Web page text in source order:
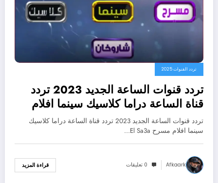
تردد القنوات 2025
تردد قنوات الساعة الجديد 2023 تردد
قناة الساعة دراما كلاسيك سينما افلام
مسرح El Sa3a
تردد قنوات الساعة الجديد 2023 تردد قناة الساعة دراما كلاسيك
سينما افلام مسرح El Sa3a…
Afkaark 0 تعليقات قراءة المزيد